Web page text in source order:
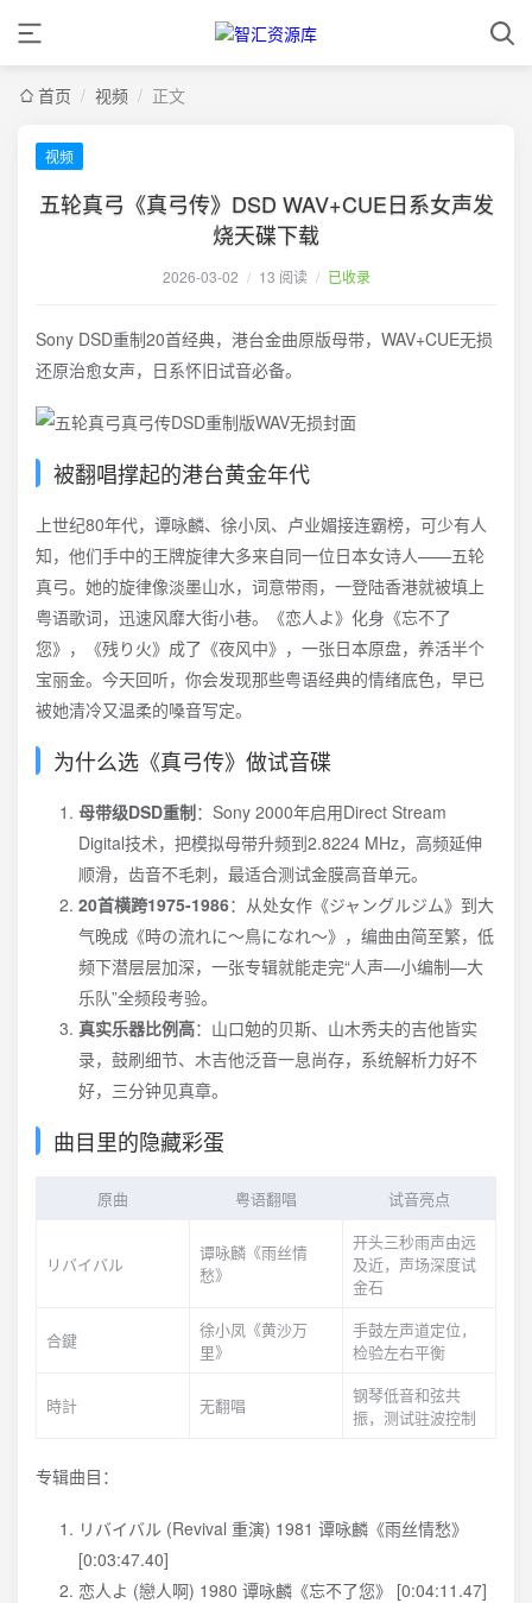
首页 / 视频 / 正文
视频
五轮真弓《真弓传》DSD WAV+CUE日系女声发
烧天碟下载
2026-03-02 / 13 阅读 / 已收录
Sony DSD重制20首经典，港台金曲原版母带，WAV+CUE无损
还原治愈女声，日系怀旧试音必备。
被翻唱撑起的港台黄金年代
上世纪80年代，谭咏麟、徐小凤、卢业媚接连霸榜，可少有人
知，他们手中的王牌旋律大多来自同一位日本女诗人——五轮
真弓。她的旋律像淡墨山水，词意带雨，一登陆香港就被填上
粤语歌词，迅速风靡大街小巷。《恋人よ》化身《忘不了
您》，《残り火》成了《夜风中》，一张日本原盘，养活半个
宝丽金。今天回听，你会发现那些粤语经典的情绪底色，早已
被她清冷又温柔的嗓音写定。
为什么选《真弓传》做试音碟
母带级DSD重制：Sony 2000年启用Direct Stream
Digital技术，把模拟母带升频到2.8224 MHz，高频延伸
顺滑，齿音不毛刺，最适合测试金膜高音单元。
20首横跨1975-1986：从处女作《ジャングルジム》到大
气晚成《時の流れに～鳥になれ～》，编曲由简至繁，低
频下潜层层加深，一张专辑就能走完“人声—小编制—大
乐队”全频段考验。
真实乐器比例高：山口勉的贝斯、山木秀夫的吉他皆实
录，鼓刷细节、木吉他泛音一息尚存，系统解析力好不
好，三分钟见真章。
曲目里的隐藏彩蛋
原曲 粤语翻唱 试音亮点
リバイバル
谭咏麟《雨丝情
愁》
开头三秒雨声由远
及近，声场深度试
金石
合鍵
徐小凤《黄沙万
里》
手鼓左声道定位，
检验左右平衡
時計 无翻唱
钢琴低音和弦共
振，测试驻波控制
专辑曲目：
リバイバル (Revival 重演) 1981 谭咏麟《雨丝情愁》
[0:03:47.40]
恋人よ (戀人啊) 1980 谭咏麟《忘不了您》 [0:04:11.47]